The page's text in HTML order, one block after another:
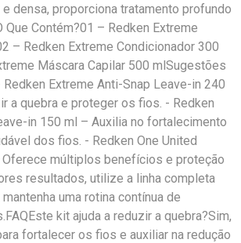
densa, proporciona tratamento profundo
Que Contém?01 – Redken Extreme
– Redken Extreme Condicionador 300
Máscara Capilar 500 mlSugestões
Extreme Anti-Snap Leave-in 240
a quebra e proteger os fios. - Redken
in 150 ml – Auxilia no fortalecimento
dos fios. - Redken One United
múltiplos benefícios e proteção
resultados, utilize a linha completa
uma rotina contínua de
kit ajuda a reduzir a quebra?Sim,
fortalecer os fios e auxiliar na redução